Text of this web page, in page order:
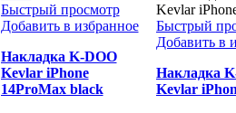
Быстрый просмотр
Добавить в избранное
Накладка K-DOO
Kevlar iPhone
14ProMax black
Быстрый
Добавить в
Накладка
Kevlar